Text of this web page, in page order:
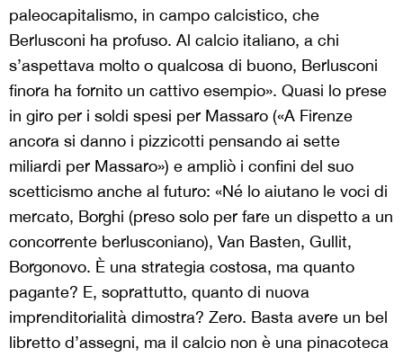
paleocapitalismo, in campo calcistico, che
Berlusconi ha profuso. Al calcio italiano, a chi
s’aspettava molto o qualcosa di buono, Berlusconi
finora ha fornito un cattivo esempio». Quasi lo prese
in giro per i soldi spesi per Massaro («A Firenze
ancora si danno i pizzicotti pensando ai sette
miliardi per Massaro») e ampliò i confini del suo
scetticismo anche al futuro: «Né lo aiutano le voci di
mercato, Borghi (preso solo per fare un dispetto a un
concorrente berlusconiano), Van Basten, Gullit,
Borgonovo. È una strategia costosa, ma quanto
pagante? E, soprattutto, quanto di nuova
imprenditorialità dimostra? Zero. Basta avere un bel
libretto d’assegni, ma il calcio non è una pinacoteca